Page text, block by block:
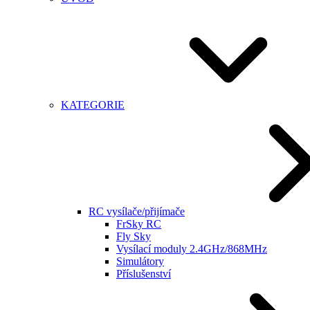
KATEGORIE
RC vysílače/přijímače
FrSky RC
Fly Sky
Vysílací moduly 2.4GHz/868MHz
Simulátory
Příslušenství